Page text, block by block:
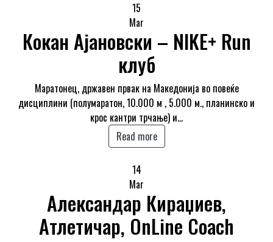
15
Mar
Кокан Ајановски – NIKE+ Run
клуб
Маратонец, државен првак на Македонија во повеќе
дисциплини (полумаратон, 10.000 м , 5.000 м., планинско и
крос кантри трчање) и…
Read more
14
Mar
Александар Кираџиев,
Атлетичар, OnLine Coach